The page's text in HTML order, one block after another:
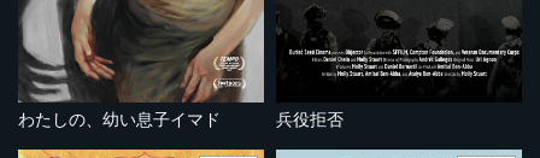
わたしの、幼い息子イマド 兵役拒否